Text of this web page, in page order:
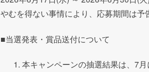
やむを得ない事情により、応募期間は予
■当選発表・賞品送付について
本キャンペーンの抽選結果は、7